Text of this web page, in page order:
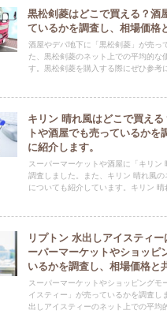
黒松剣菱はどこで買える？酒
ているかを調査し、相場価格
酒屋やデパ地下に「黒松剣菱」が売っ
た、黒松剣菱のネット上での平均的な
す。黒松剣菱を購入する際にぜひ参考
キリン 晴れ風はどこで買える
トや酒屋でも売っているかを
に紹介します。
スーパーマーケットや酒屋に「キリン
調査しました。また、キリン 晴れ風
についても紹介しています。キリン 晴
リプトン 水出しアイスティ
ーパーマーケットやショッピ
いるかを調査し、相場価格と
スーパーマーケットやショッピングモ
イスティー」が売っているかを調査し
出しアイスティーのネット上での平均